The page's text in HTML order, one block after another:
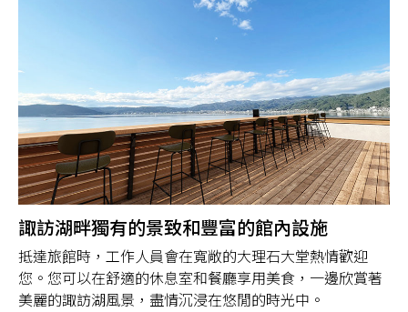
諏訪湖畔獨有的景致和豐富的館內設施
抵達旅館時，工作人員會在寬敞的大理石大堂熱情歡迎
您。您可以在舒適的休息室和餐廳享用美食，一邊欣賞著
美麗的諏訪湖風景，盡情沉浸在悠閒的時光中。